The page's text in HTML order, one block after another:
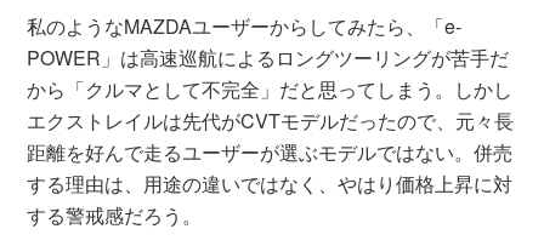
私のようなMAZDAユーザーからしてみたら、「e-
POWER」は高速巡航によるロングツーリングが苦手だ
から「クルマとして不完全」だと思ってしまう。しかし
エクストレイルは先代がCVTモデルだったので、元々長
距離を好んで走るユーザーが選ぶモデルではない。併売
する理由は、用途の違いではなく、やはり価格上昇に対
する警戒感だろう。